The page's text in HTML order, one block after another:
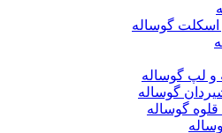
اسکلت گوساله
لپ گوساله
گوساله
گوساله